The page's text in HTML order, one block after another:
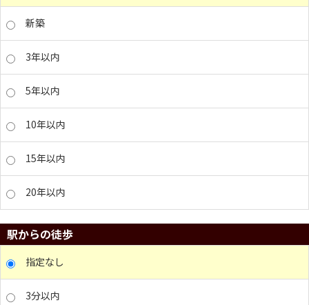
新築
3年以内
5年以内
10年以内
15年以内
20年以内
駅からの徒歩
指定なし
3分以内